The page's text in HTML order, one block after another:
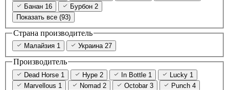
Банан 16 Бурбон 2
Показать все (93)
Страна производитель
Малайзия 1 Украина 27
Производитель
Dead Horse 1 Hype 2 In Bottle 1 Lucky 1
Marvellous 1 Nomad 2 Octobar 3 Punch 4